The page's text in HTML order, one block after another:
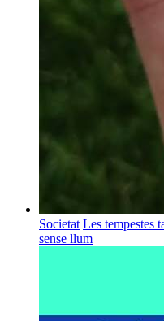
Societat Les tempestes
sense llum